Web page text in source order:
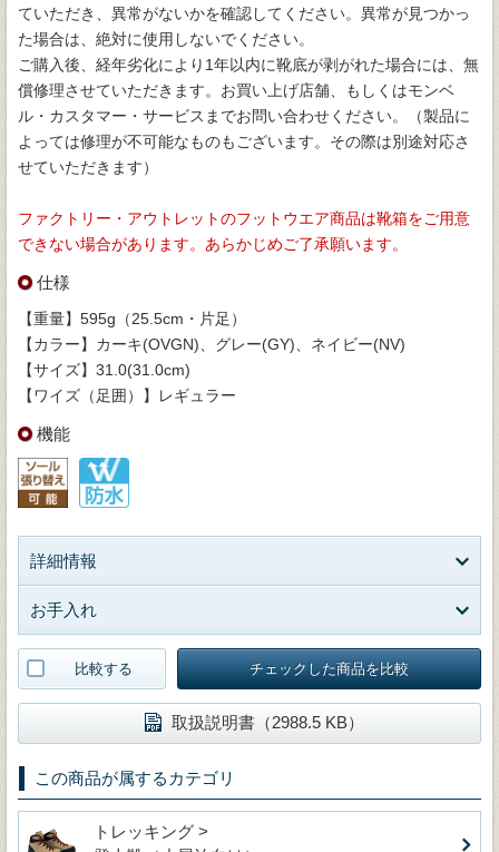
ていただき、異常がないかを確認してください。異常が見つかっ
た場合は、絶対に使用しないでください。
ご購入後、経年劣化により1年以内に靴底が剥がれた場合には、無
償修理させていただきます。お買い上げ店舗、もしくはモンベ
ル・カスタマー・サービスまでお問い合わせください。（製品に
よっては修理が不可能なものもございます。その際は別途対応さ
せていただきます）
ファクトリー・アウトレットのフットウエア商品は靴箱をご用意
できない場合があります。あらかじめご了承願います。
仕様
【重量】595g（25.5cm・片足）
【カラー】カーキ(OVGN)、グレー(GY)、ネイビー(NV)
【サイズ】31.0(31.0cm)
【ワイズ（足囲）】レギュラー
機能
詳細情報
お手入れ
比較する チェックした商品を比較
取扱説明書（2988.5 KB）
この商品が属するカテゴリ
トレッキング >